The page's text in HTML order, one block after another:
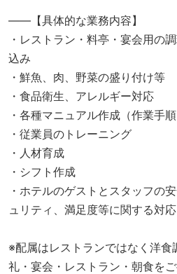
――【具体的な業務内容】
・レストラン・料亭・宴会用の
込み
・鮮魚、肉、野菜の盛り付け等
・食品衛生、アレルギー対応
・各種マニュアル作成（作業手順
・従業員のトレーニング
・人材育成
・シフト作成
・ホテルのゲストとスタッフの
ュリティ、満足度等に関する対応
※配属はレストランではなく洋食
礼・宴会・レストラン・朝食を